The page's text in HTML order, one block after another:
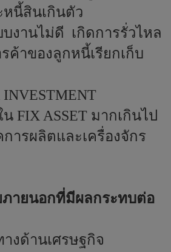
หนี้สินเกินตัว
บงานไม่ดี
เกิดการรั่วไหล
ค้าของลูกหนี้เรียกเก็บ
INVESTMENT
น FIX ASSET มากเกินไป
ารผลิตและเครื่องจักร
ภายนอกที่มีผลกระทบต่อ
งด้านเศรษฐกิจ